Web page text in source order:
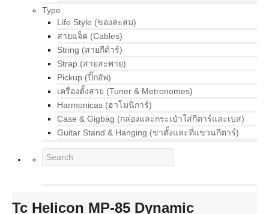
Type
Life Style (ของสะสม)
สายแจ็ค (Cables)
String (สายกีต้าร์)
Strap (สายสะพาย)
Pickup (ปิ๊กอัพ)
เครื่องตั้งสาย (Tuner & Metronomes)
Harmonicas (ฮาโมนิการ์)
Case & Gigbag (กล่องและกระเป๋าใส่กีตาร์และเบส)
Guitar Stand & Hanging (ขาตั้งและที่แขวนกีตาร์)
Tc Helicon MP-85 Dynamic